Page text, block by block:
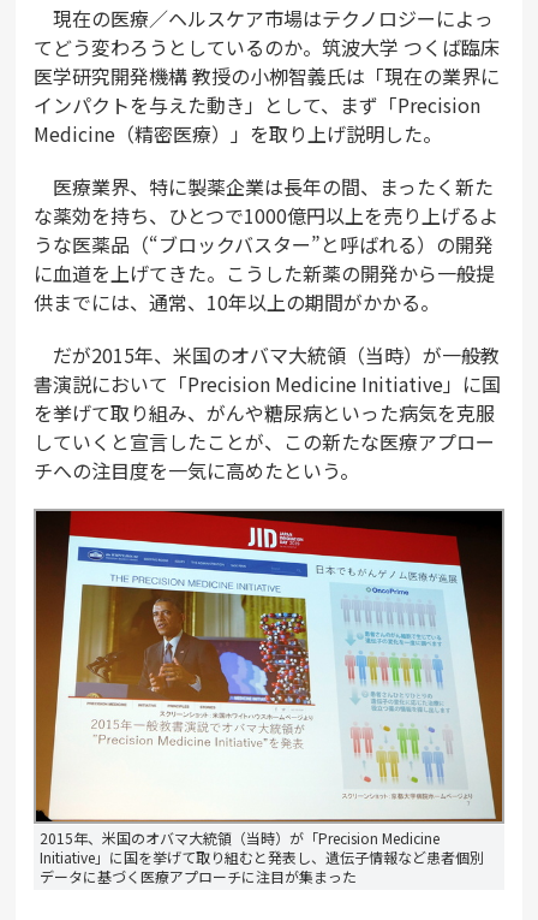
現在の医療／ヘルスケア市場はテクノロジーによっ
てどう変わろうとしているのか。筑波大学 つくば臨床
医学研究開発機構 教授の小栁智義氏は「現在の業界に
インパクトを与えた動き」として、まず「Precision
Medicine（精密医療）」を取り上げ説明した。
医療業界、特に製薬企業は長年の間、まったく新た
な薬効を持ち、ひとつで1000億円以上を売り上げるよ
うな医薬品（“ブロックバスター”と呼ばれる）の開発
に血道を上げてきた。こうした新薬の開発から一般提
供までには、通常、10年以上の期間がかかる。
だが2015年、米国のオバマ大統領（当時）が一般教
書演説において「Precision Medicine Initiative」に国
を挙げて取り組み、がんや糖尿病といった病気を克服
していくと宣言したことが、この新たな医療アプロー
チへの注目度を一気に高めたという。
2015年、米国のオバマ大統領（当時）が「Precision Medicine
Initiative」に国を挙げて取り組むと発表し、遺伝子情報など患者個別
データに基づく医療アプローチに注目が集まった